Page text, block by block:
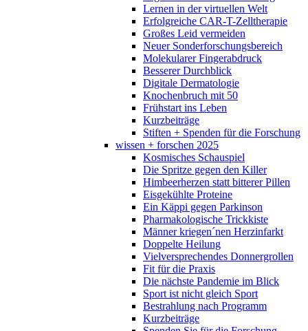
Lernen in der virtuellen Welt
Erfolgreiche CAR-T-Zelltherapie
Großes Leid vermeiden
Neuer Sonderforschungsbereich
Molekularer Fingerabdruck
Besserer Durchblick
Digitale Dermatologie
Knochenbruch mit 50
Frühstart ins Leben
Kurzbeiträge
Stiften + Spenden für die Forschung
wissen + forschen 2025
Kosmisches Schauspiel
Die Spritze gegen den Killer
Himbeerherzen statt bitterer Pillen
Eisgekühlte Proteine
Ein Käppi gegen Parkinson
Pharmakologische Trickkiste
Männer kriegen´nen Herzinfarkt
Doppelte Heilung
Vielversprechendes Donnergrollen
Fit für die Praxis
Die nächste Pandemie im Blick
Sport ist nicht gleich Sport
Bestrahlung nach Programm
Kurzbeiträge